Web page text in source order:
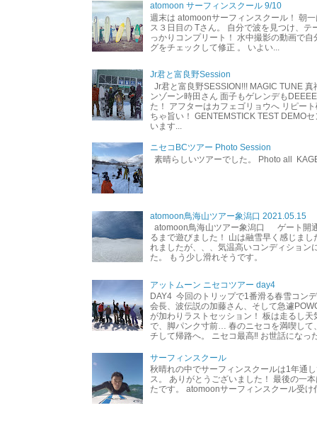
atomoon サーフィンスクール 9/10
週末は atomoonサーフィンスクール！ 朝
ス３日目の Tさん。 自分で波を見つけ、テ
っかりコンプリート！ 水中撮影の動画で自
グをチェックして修正 。 いよい...
Jr君と富良野Session
Jr君と富良野SESSION!!! MAGIC TUNE 真
ンゾーン時田さん 面子もゲレンデも
た！ アフターはカフェゴリョウへ リピー
ちゃ旨い！ GENTEMSTICK TEST DEMO
います...
ニセコBCツアー Photo Session
素晴らしいツアーでした。 Photo all
atomoon鳥海山ツアー象潟口 2021.05.15
atomoon鳥海山ツアー象潟口 ゲート開
るまで遊びました！ 山は融雪早く感じまし
れましたが、、、気温高いコンディション
た。 もう少し滑れそうです。
アットムーン ニセコツアー day4
DAY4 今回のトリップで1番滑る春雪コン
会長、波伝説の加藤さん、そして急遽
が加わりラストセッション！ 板は走るし天
で、脚パンク寸前… 春のニセコを満喫して
チして帰路へ。 ニセコ最高‼︎ お世話になっ
サーフィンスクール
秋晴れの中でサーフィンスクールは1年通
ス。 ありがとうございました！ 最後の一
たです。 atomoonサーフィンスクール受け